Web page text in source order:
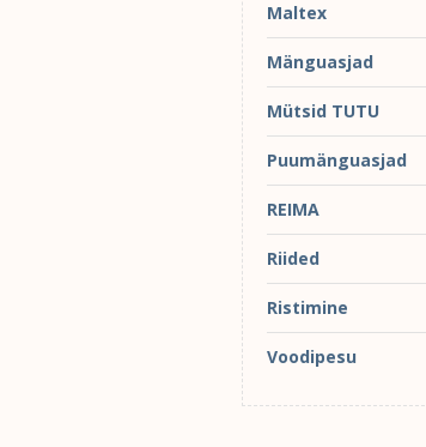
Maltex
Mänguasjad
Mütsid TUTU
Puumänguasjad
REIMA
Riided
Ristimine
Voodipesu